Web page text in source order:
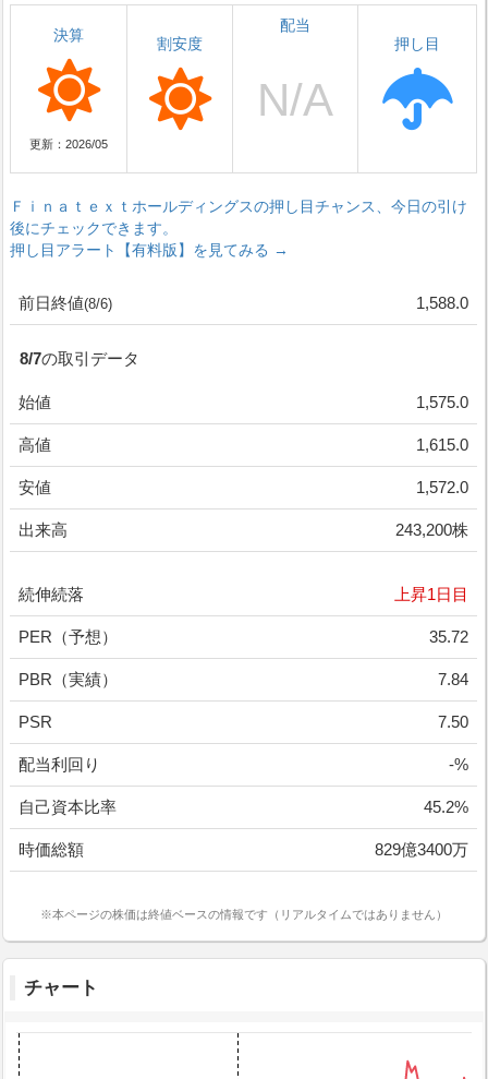
決算
更新：2026/05
割安度
配当
押し目
Ｆｉｎａｔｅｘｔホールディングスの押し目チャンス、今日の引け
後にチェックできます。
押し目アラート【有料版】を見てみる →
前日終値(8/6) 1,588.0
8/7の取引データ
始値 1,575.0
高値 1,615.0
安値 1,572.0
出来高 243,200株
続伸続落 上昇1日目
PER（予想） 35.72
PBR（実績） 7.84
PSR 7.50
配当利回り -%
自己資本比率 45.2%
時価総額 829億3400万
※本ページの株価は終値ベースの情報です（リアルタイムではありません）
チャート